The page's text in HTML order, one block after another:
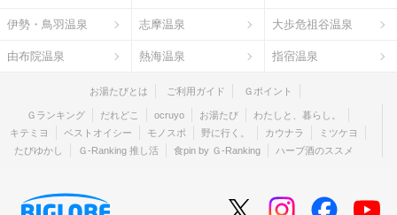
伊勢・鳥羽温泉 志摩温泉 大歩危祖谷温泉
由布院温泉 熱海温泉 指宿温泉
お湯たびとは ご利用ガイド Ｇポイント
Ｇランキング だれどこ ocruyo お湯たび
わたしと、暮らし。
キテミヨ
ベストオイシー モノスポ 野に行く。 カウナラ
ミツケヨ
たびゆかし
Ｇ-Ranking 推し活 食pin by Ｇ-Ranking ハーブ酒のススメ